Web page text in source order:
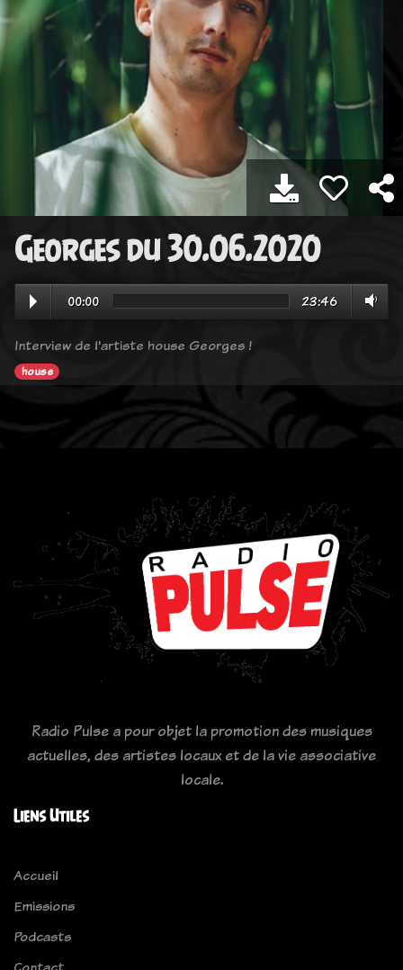
Georges du 30.06.2020
00:00 23:46
Interview de l'artiste house Georges !
house
Radio Pulse a pour objet la promotion des musiques
actuelles, des artistes locaux et de la vie associative
locale.
Liens Utiles
Accueil
Emissions
Podcasts